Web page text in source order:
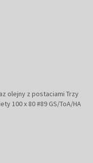
olejny z postaciami Trzy
100 x 80 #89 GS/ToA/HA